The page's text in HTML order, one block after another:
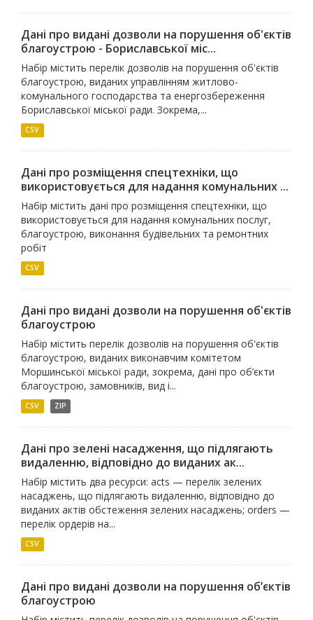
Дані про видані дозволи на порушення об'єктів
благоустрою - Бориславської міс...
Набір містить перелік дозволів на порушення об'єктів
благоустрою, виданих управлінням житлово-
комунального господарства та енергозбереження
Бориславської міської ради. Зокрема,...
CSV
Дані про розміщення спецтехніки, що
використовується для надання комунальних ...
Набір містить дані про розміщення спецтехніки, що
використовується для надання комунальних послуг,
благоустрою, виконання будівельних та ремонтних
робіт
CSV
Дані про видані дозволи на порушення об'єктів
благоустрою
Набір містить перелік дозволів на порушення об'єктів
благоустрою, виданих виконавчим комітетом
Моршинської міської ради, зокрема, дані про об’єкти
благоустрою, замовників, вид і...
CSV ZIP
Дані про зелені насадження, що підлягають
видаленню, відповідно до виданих ак...
Набір містить два ресурси: acts — перелік зелених
насаджень, що підлягають видаленню, відповідно до
виданих актів обстеження зелених насаджень; orders —
перелік ордерів на...
CSV
Дані про видані дозволи на порушення об’єктів
благоустрою